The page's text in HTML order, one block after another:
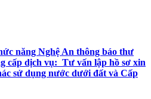
năng Nghệ An thông báo thư
cấp dịch vụ: Tư vấn lập hồ sơ xin
sử dụng nước dưới đất và Cấp